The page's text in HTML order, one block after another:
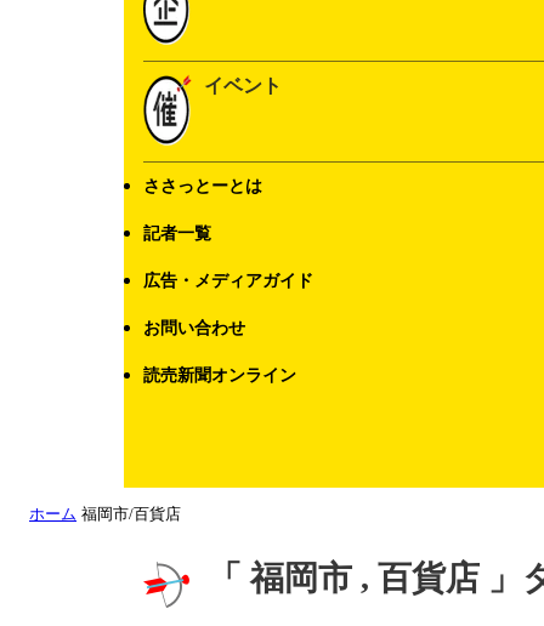
イベント
ささっとーとは
記者一覧
広告・メディアガイド
お問い合わせ
読売新聞オンライン
ホーム 福岡市/百貨店
「 福岡市 , 百貨店 」